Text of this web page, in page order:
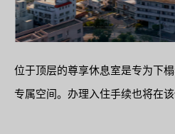
位于顶层的尊享休息室是专为下
专属空间。办理入住手续也将在该